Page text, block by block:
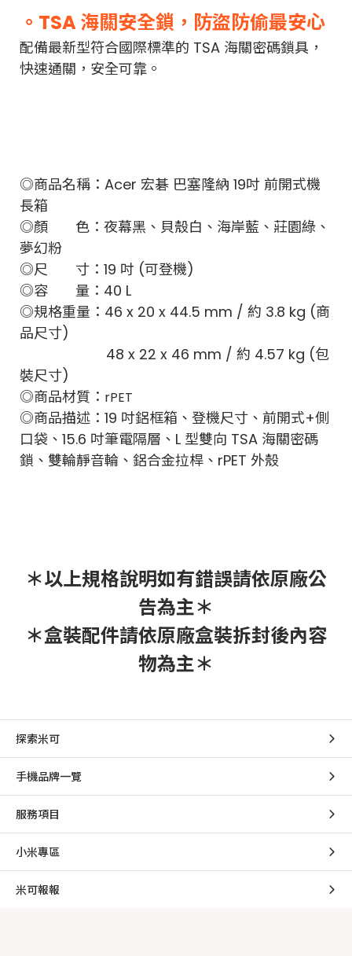
。TSA 海關安全鎖，防盜防偷最安心
配備最新型符合國際標準的 TSA 海關密碼鎖具，
快速通關，安全可靠。
◎商品名稱：Acer 宏碁 巴塞隆納 19吋 前開式機
長箱
◎顏 色：夜幕黑、貝殼白、海岸藍、莊園綠、
夢幻粉
◎尺 寸：19 吋 (可登機)
◎容 量：40 L
◎規格重量：46 x 20 x 44.5 mm / 約 3.8 kg (商
品尺寸)
48 x 22 x 46 mm / 約 4.57 kg (包
裝尺寸)
◎商品材質： rPET
◎商品描述：19 吋鋁框箱、登機尺寸、前開式+側
口袋、15.6 吋筆電隔層、L 型雙向 TSA 海關密碼
鎖、雙輪靜音輪、鋁合金拉桿、rPET 外殼
＊以上規格說明如有錯誤請依原廠公
告為主＊
＊盒裝配件請依原廠盒裝拆封後內容
物為主＊
探索米可
手機品牌一覽
服務項目
小米專區
米可報報